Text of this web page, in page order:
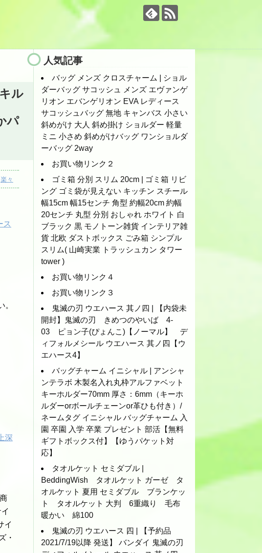
ル
パ
楽々
ス
。
深
イ
・
人気記事
バッグ メンズ クロスチャーム | ショル
ダーバッグ サコッシュ メンズ エヴァンゲ
リオン エバンゲリオン EVA レディース
サコッシュバッグ 無地 キャンバス 小さい
斜めがけ 大人 斜め掛け ショルダー 軽量
ミニ 小さめ 斜めがけバッグ ワンショルダ
ーバッグ 2way
お買い物リンク２
ゴミ箱 分別 スリム 20cm | ゴミ箱 リビ
ング ゴミ袋が見えない キッチン スチール
幅15cm 幅15センチ 角型 約幅20cm 約幅
20センチ 丸型 分別 おしゃれ ホワイト 白
ブラック 黒 モノトーン雑貨 インテリア雑
貨 北欧 ダストボックス ごみ箱 シンプル
スリム( 山崎実業 トラッシュカン タワー
tower )
お買い物リンク４
お買い物リンク３
鬼滅の刃 ウエハース 其ノ四 | 【内袋未
開封】鬼滅の刃 きめつのやいば 4-
03 ピョン子(ぴょんこ)【ノーマル】 デ
ィフォルメシール ウエハース 其ノ四【ウ
エハース4】
バッグチャーム イニシャル | アンシャ
ンテラボ 木製名入れ丸枠アルファベット
キーホルダー70mm 厚さ：6mm（キーホ
ルダーorボールチェーンor革ひも付き）/
ネームタグ イニシャル バッグチャーム 入
園 卒園 入学 卒業 プレゼント 部活【無料
ギフトボックス付】【ゆうパケット対
応】
タオルケット セミダブル |
BeddingWish タオルケット ガーゼ タ
オルケット 夏用 セミダブル ブランケッ
ト タオルケット 大判 6重織り 毛布
暖かい 綿100
鬼滅の刃 ウエハース 四 | 【予約品
2021/7/19以降 発送】 バンダイ 鬼滅の刃